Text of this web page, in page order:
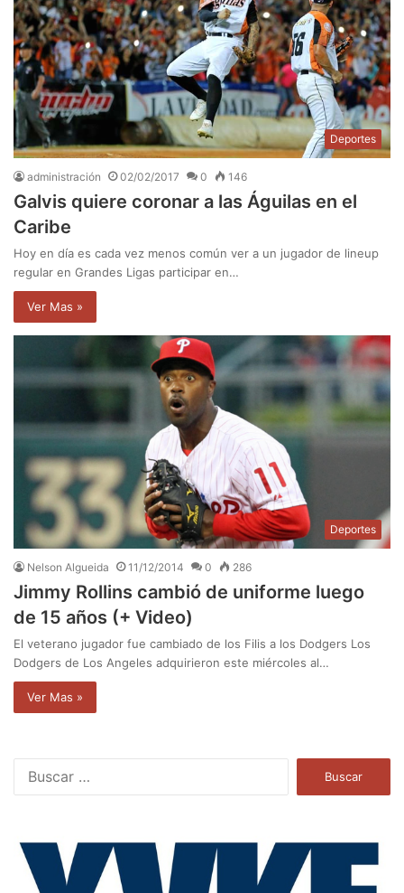
Deportes
administración 02/02/2017 0 146
Galvis quiere coronar a las Águilas en el
Caribe
Hoy en día es cada vez menos común ver a un jugador de lineup
regular en Grandes Ligas participar en…
Ver Mas »
Deportes
Nelson Algueida 11/12/2014 0 286
Jimmy Rollins cambió de uniforme luego
de 15 años (+ Video)
El veterano jugador fue cambiado de los Filis a los Dodgers Los
Dodgers de Los Angeles adquirieron este miércoles al…
Ver Mas »
a